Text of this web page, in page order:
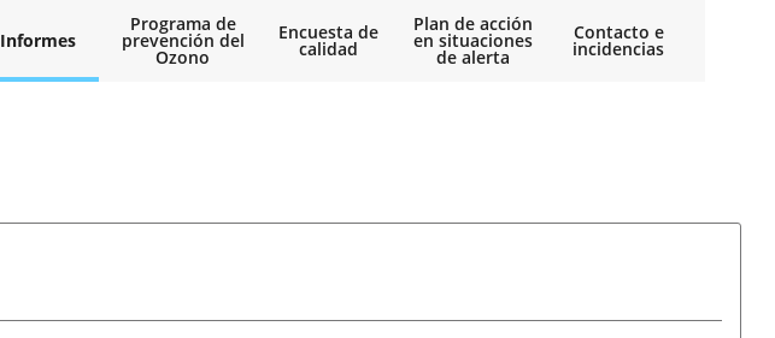
Informes
Programa de
prevención del
Ozono
Encuesta de
calidad
Plan de acción
en situaciones
de alerta
Contacto e
incidencias